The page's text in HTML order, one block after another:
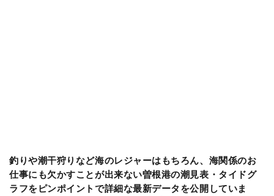
釣りや潮干狩りなど海のレジャーはもちろん、海関係のお
仕事にも欠かすことが出来ない曽根港の潮見表・タイドグ
ラフをピンポイントで詳細な最新データを公開していま